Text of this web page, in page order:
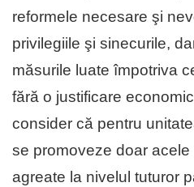
reformele necesare şi
privilegiile şi sinecurile,
măsurile luate împotriva
fără o justificare
consider că pentru
se promoveze doar
agreate la nivelul tuturor